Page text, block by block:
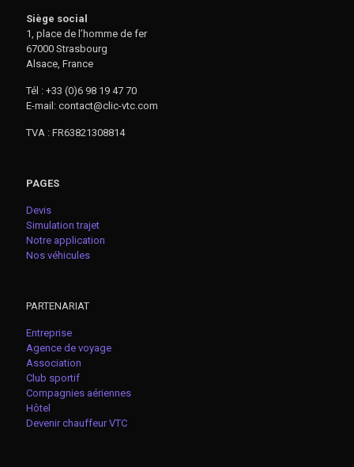
Siège social
1, place de l’homme de fer
67000 Strasbourg
Alsace, France
Tél : +33 (0)6 98 19 47 70
E-mail: contact@clic-vtc.com
TVA : FR63821308814
PAGES
Devis
Simulation trajet
Notre application
Nos véhicules
PARTENARIAT
Entreprise
Agence de voyage
Association
Club sportif
Compagnies aériennes
Hôtel
Devenir chauffeur VTC